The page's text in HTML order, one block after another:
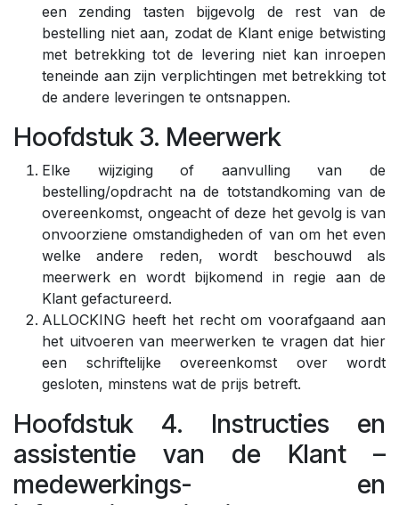
een zending tasten bijgevolg de rest van de
bestelling niet aan, zodat de Klant enige betwisting
met betrekking tot de levering niet kan inroepen
teneinde aan zijn verplichtingen met betrekking tot
de andere leveringen te ontsnappen.
Hoofdstuk 3. Meerwerk
Elke wijziging of aanvulling van de
bestelling/opdracht na de totstandkoming van de
overeenkomst, ongeacht of deze het gevolg is van
onvoorziene omstandigheden of van om het even
welke andere reden, wordt beschouwd als
meerwerk en wordt bijkomend in regie aan de
Klant gefactureerd.
ALLOCKING heeft het recht om voorafgaand aan
het uitvoeren van meerwerken te vragen dat hier
een schriftelijke overeenkomst over wordt
gesloten, minstens wat de prijs betreft.
Hoofdstuk 4. Instructies en
assistentie van de Klant –
medewerkings- en